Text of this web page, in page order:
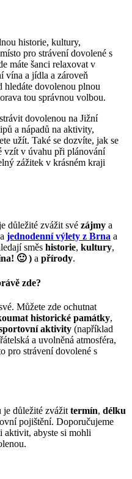
historie, kultury,
pro strávení dovolené s
máte šanci relaxovat v
vína a jídla a zároveň
hledáte dovolenou plnou
tou správnou volbou.
dovolenou na Jižní
a nápadů na aktivity,
užít. Také se dozvíte, jak se
vzít v úvahu při plánování
zážitek v krásném kraji
důležité zvážit své zájmy a
jednodenní výlety z Brna a
směs historie, kultury,
🙂 ) a přírody.
zde?
Můžete zde ochutnat
historické památky,
aktivity (například
a uvolněná atmosféra,
pro strávení dovolené s
je důležité zvážit termín, délku
pojištění. Doporučujeme
aktivit, abyste si mohli